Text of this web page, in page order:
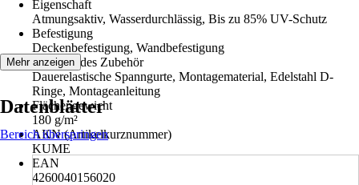
Eigenschaft
Atmungsaktiv, Wasserdurchlässig, Bis zu 85% UV-Schutz
Befestigung
Deckenbefestigung, Wandbefestigung
Beiliegendes Zubehör
Dauerelastische Spanngurte, Montagematerial, Edelstahl D-
Ringe, Montageanleitung
Flächengewicht
180 g/m²
AKN (Artikelkurznummer)
KUME
EAN
4260040156020
Mehr anzeigen
Datenblätter
Bereich überspringen